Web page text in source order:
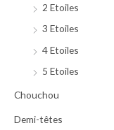
2 Etoiles
3 Etoiles
4 Etoiles
5 Etoiles
Chouchou
Demi-têtes